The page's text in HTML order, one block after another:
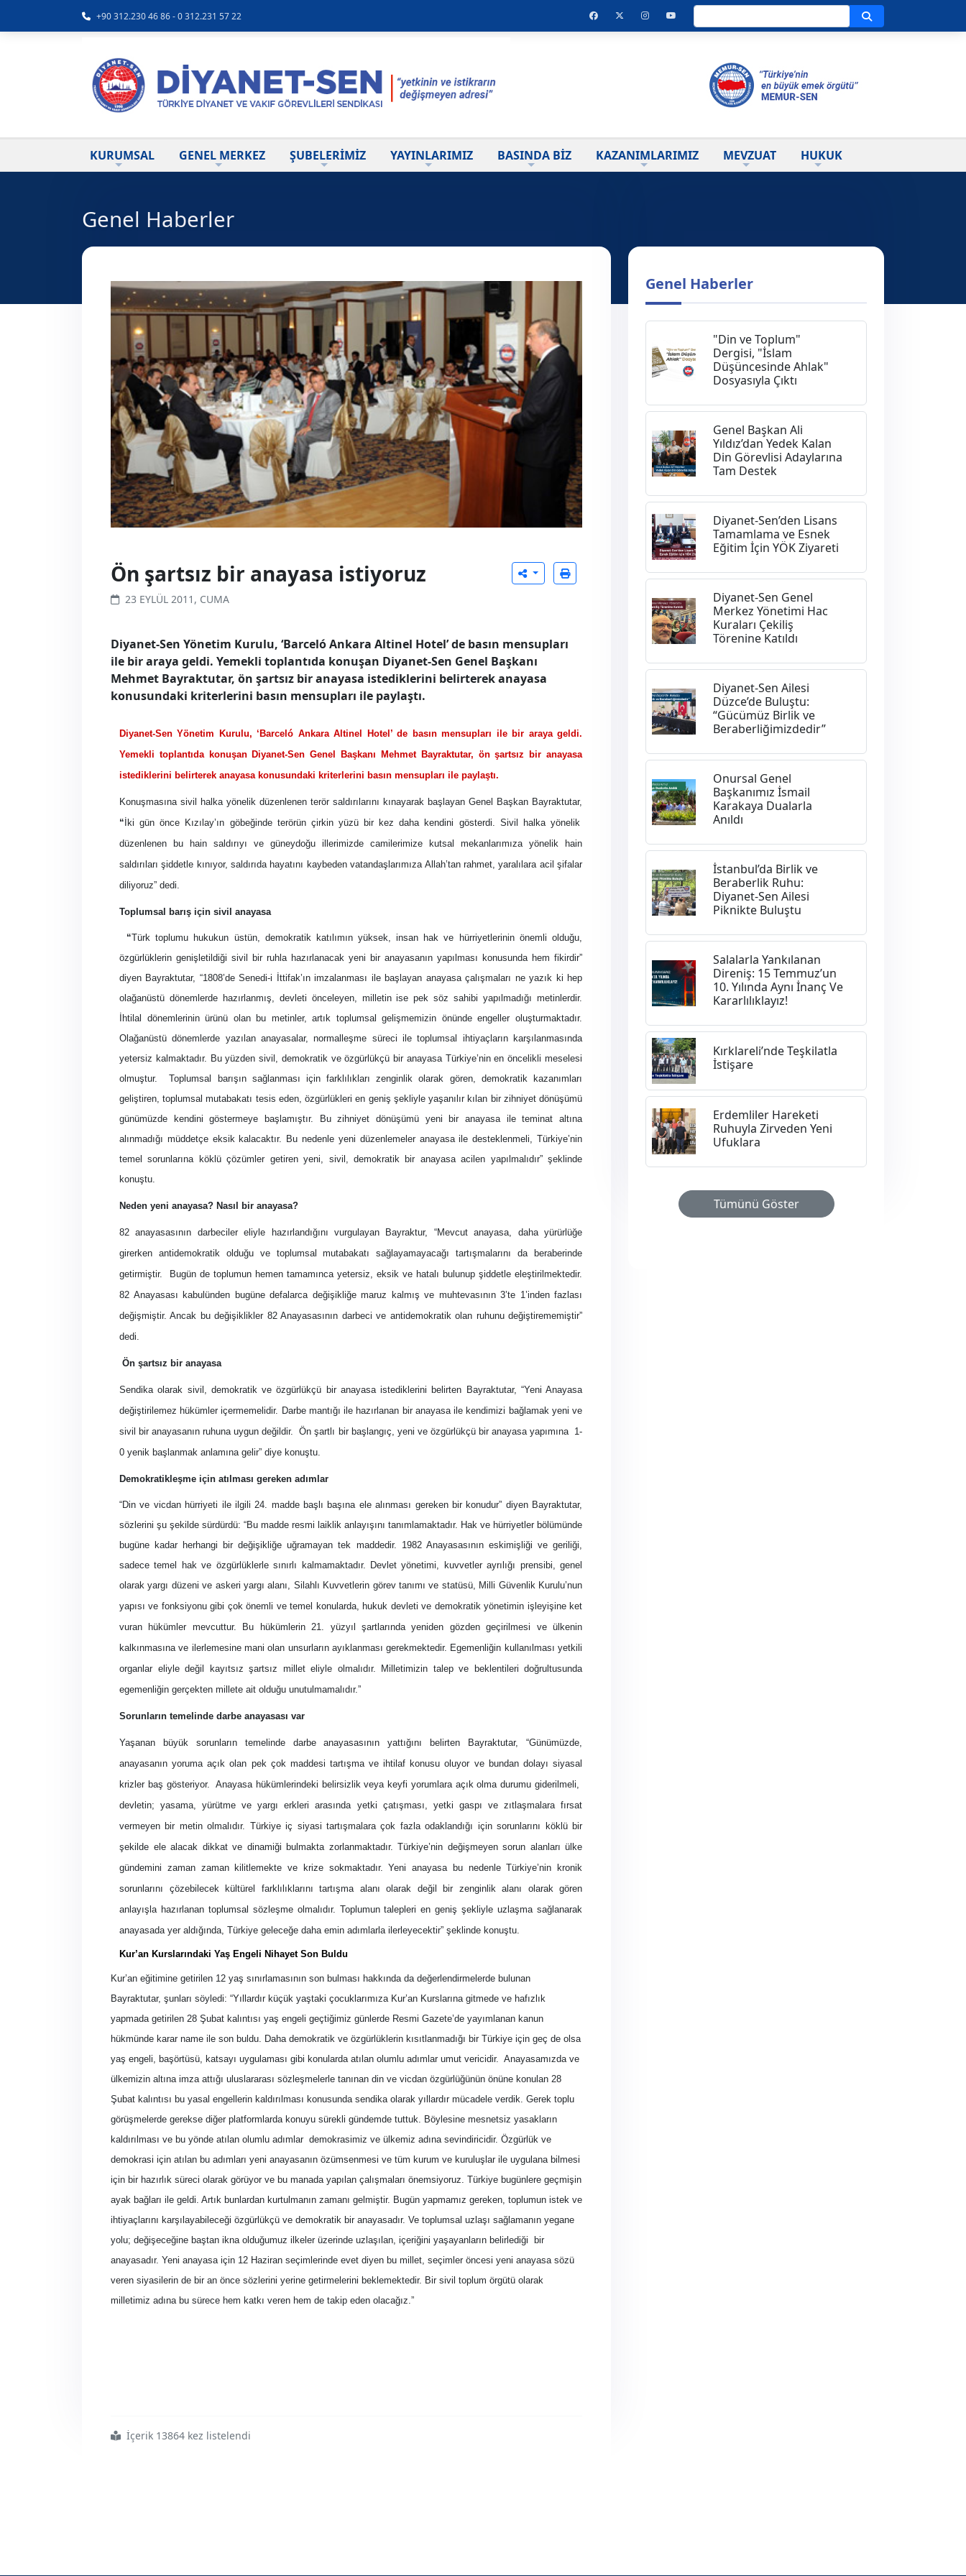
+90 312.230 46 86 - 0 312.231 57 22
KURUMSAL GENEL MERKEZ ŞUBELERİMİZ YAYINLARIMIZ BASINDA BİZ KAZANIMLARIMIZ MEVZUAT HUKUK
Genel Haberler
Ön şartsız bir anayasa istiyoruz
23 EYLÜL 2011, CUMA
Diyanet-Sen Yönetim Kurulu, ‘Barceló Ankara Altinel Hotel’ de basın mensupları
ile bir araya geldi. Yemekli toplantıda konuşan Diyanet-Sen Genel Başkanı
Mehmet Bayraktutar, ön şartsız bir anayasa istediklerini belirterek anayasa
konusundaki kriterlerini basın mensupları ile paylaştı.
Diyanet-Sen Yönetim Kurulu, ‘Barceló Ankara Altinel Hotel’ de basın mensupları ile bir araya geldi.
Yemekli toplantıda konuşan Diyanet-Sen Genel Başkanı Mehmet Bayraktutar, ön şartsız bir anayasa
istediklerini belirterek anayasa konusundaki kriterlerini basın mensupları ile paylaştı.
Konuşmasına sivil halka yönelik düzenlenen terör saldırılarını kınayarak başlayan Genel Başkan Bayraktutar,
“ İki gün önce Kızılay’ın göbeğinde terörün çirkin yüzü bir kez daha kendini gösterdi. Sivil halka yönelik
düzenlenen bu hain saldırıyı ve güneydoğu illerimizde camilerimize kutsal mekanlarımıza yönelik hain
saldırıları şiddetle kınıyor, saldırıda hayatını kaybeden vatandaşlarımıza Allah’tan rahmet, yaralılara acil şifalar
diliyoruz” dedi.
Toplumsal barış için sivil anayasa
“Türk toplumu hukukun üstün, demokratik katılımın yüksek, insan hak ve hürriyetlerinin önemli olduğu,
özgürlüklerin genişletildiği sivil bir ruhla hazırlanacak yeni bir anayasanın yapılması konusunda hem fikirdir”
diyen Bayraktutar, “1808’de Senedi-i İttifak’ın imzalanması ile başlayan anayasa çalışmaları ne yazık ki hep
olağanüstü dönemlerde hazırlanmış, devleti önceleyen, milletin ise pek söz sahibi yapılmadığı metinlerdir.
İhtilal dönemlerinin ürünü olan bu metinler, artık toplumsal gelişmemizin önünde engeller oluşturmaktadır.
Olağanüstü dönemlerde yazılan anayasalar, normalleşme süreci ile toplumsal ihtiyaçların karşılanmasında
yetersiz kalmaktadır. Bu yüzden sivil, demokratik ve özgürlükçü bir anayasa Türkiye’nin en öncelikli meselesi
olmuştur.
Toplumsal barışın sağlanması için farklılıkları zenginlik olarak gören, demokratik kazanımları
geliştiren, toplumsal mutabakatı tesis eden, özgürlükleri en geniş şekliyle yaşanılır kılan bir zihniyet dönüşümü
günümüzde kendini göstermeye başlamıştır. Bu zihniyet dönüşümü yeni bir anayasa ile teminat altına
alınmadığı müddetçe eksik kalacaktır. Bu nedenle yeni düzenlemeler anayasa ile desteklenmeli, Türkiye’nin
temel sorunlarına köklü çözümler getiren yeni, sivil, demokratik bir anayasa acilen yapılmalıdır” şeklinde
konuştu.
Neden yeni anayasa? Nasıl bir anayasa?
82 anayasasının darbeciler eliyle hazırlandığını vurgulayan Bayraktur, “Mevcut anayasa, daha yürürlüğe
girerken antidemokratik olduğu ve toplumsal mutabakatı sağlayamayacağı tartışmalarını da beraberinde
getirmiştir.
Bugün de toplumun hemen tamamınca yetersiz, eksik ve hatalı bulunup şiddetle eleştirilmektedir.
82 Anayasası kabulünden bugüne defalarca değişikliğe maruz kalmış ve muhtevasının 3’te 1’inden fazlası
değişmiştir. Ancak bu değişiklikler 82 Anayasasının darbeci ve antidemokratik olan ruhunu değiştirememiştir”
dedi.
Ön şartsız bir anayasa
Sendika olarak sivil, demokratik ve özgürlükçü bir anayasa istediklerini belirten Bayraktutar, “Yeni Anayasa
değiştirilemez hükümler içermemelidir. Darbe mantığı ile hazırlanan bir anayasa ile kendimizi bağlamak yeni ve
sivil bir anayasanın ruhuna uygun değildir.
Ön şartlı bir başlangıç, yeni ve özgürlükçü bir anayasa yapımına
1-
0 yenik başlanmak anlamına gelir” diye konuştu.
Demokratikleşme için atılması gereken adımlar
“Din ve vicdan hürriyeti ile ilgili 24. madde başlı başına ele alınması gereken bir konudur” diyen Bayraktutar,
sözlerini şu şekilde sürdürdü: “Bu madde resmi laiklik anlayışını tanımlamaktadır. Hak ve hürriyetler bölümünde
bugüne kadar herhangi bir değişikliğe uğramayan tek maddedir. 1982 Anayasasının eskimişliği ve geriliği,
sadece temel hak ve özgürlüklerle sınırlı kalmamaktadır. Devlet yönetimi, kuvvetler ayrılığı prensibi, genel
olarak yargı düzeni ve askeri yargı alanı, Silahlı Kuvvetlerin görev tanımı ve statüsü, Milli Güvenlik Kurulu’nun
yapısı ve fonksiyonu gibi çok önemli ve temel konularda, hukuk devleti ve demokratik yönetimin işleyişine ket
vuran hükümler mevcuttur. Bu hükümlerin 21. yüzyıl şartlarında yeniden gözden geçirilmesi ve ülkenin
kalkınmasına ve ilerlemesine mani olan unsurların ayıklanması gerekmektedir. Egemenliğin kullanılması yetkili
organlar eliyle değil kayıtsız şartsız millet eliyle olmalıdır. Milletimizin talep ve beklentileri doğrultusunda
egemenliğin gerçekten millete ait olduğu unutulmamalıdır.”
Sorunların temelinde darbe anayasası var
Yaşanan büyük sorunların temelinde darbe anayasasının yattığını belirten Bayraktutar, “Günümüzde,
anayasanın yoruma açık olan pek çok maddesi tartışma ve ihtilaf konusu oluyor ve bundan dolayı siyasal
krizler baş gösteriyor.
Anayasa hükümlerindeki belirsizlik veya keyfi yorumlara açık olma durumu giderilmeli,
devletin; yasama, yürütme ve yargı erkleri arasında yetki çatışması, yetki gaspı ve zıtlaşmalara fırsat
vermeyen bir metin olmalıdır. Türkiye iç siyasi tartışmalara çok fazla odaklandığı için sorunlarını köklü bir
şekilde ele alacak dikkat ve dinamiği bulmakta zorlanmaktadır. Türkiye’nin değişmeyen sorun alanları ülke
gündemini zaman zaman kilitlemekte ve krize sokmaktadır. Yeni anayasa bu nedenle Türkiye’nin kronik
sorunlarını çözebilecek kültürel farklılıklarını tartışma alanı olarak değil bir zenginlik alanı olarak gören
anlayışla hazırlanan toplumsal sözleşme olmalıdır. Toplumun talepleri en geniş şekliyle uzlaşma sağlanarak
anayasada yer aldığında, Türkiye geleceğe daha emin adımlarla ilerleyecektir” şeklinde konuştu.
Kur’an Kurslarındaki Yaş Engeli Nihayet Son Buldu
Kur’an eğitimine getirilen 12 yaş sınırlamasının son bulması hakkında da değerlendirmelerde bulunan
Bayraktutar, şunları söyledi: “Yıllardır küçük yaştaki çocuklarımıza Kur’an Kurslarına gitmede ve hafızlık
yapmada getirilen 28 Şubat kalıntısı yaş engeli geçtiğimiz günlerde Resmi Gazete’de yayımlanan kanun
hükmünde karar name ile son buldu. Daha demokratik ve özgürlüklerin kısıtlanmadığı bir Türkiye için geç de olsa
yaş engeli, başörtüsü, katsayı uygulaması gibi konularda atılan olumlu adımlar umut vericidir. Anayasamızda ve
ülkemizin altına imza attığı uluslararası sözleşmelerle tanınan din ve vicdan özgürlüğünün önüne konulan 28
Şubat kalıntısı bu yasal engellerin kaldırılması konusunda sendika olarak yıllardır mücadele verdik. Gerek toplu
görüşmelerde gerekse diğer platformlarda konuyu sürekli gündemde tuttuk. Böylesine mesnetsiz yasakların
kaldırılması ve bu yönde atılan olumlu adımlar demokrasimiz ve ülkemiz adına sevindiricidir. Özgürlük ve
demokrasi için atılan bu adımları yeni anayasanın özümsenmesi ve tüm kurum ve kuruluşlar ile uygulana bilmesi
için bir hazırlık süreci olarak görüyor ve bu manada yapılan çalışmaları önemsiyoruz. Türkiye bugünlere geçmişin
ayak bağları ile geldi. Artık bunlardan kurtulmanın zamanı gelmiştir. Bugün yapmamız gereken, toplumun istek ve
ihtiyaçlarını karşılayabileceği özgürlükçü ve demokratik bir anayasadır. Ve toplumsal uzlaşı sağlamanın yegane
yolu; değişeceğine baştan ikna olduğumuz ilkeler üzerinde uzlaşılan, içeriğini yaşayanların belirlediği
bir
anayasadır. Yeni anayasa için 12 Haziran seçimlerinde evet diyen bu millet, seçimler öncesi yeni anayasa sözü
veren siyasilerin de bir an önce sözlerini yerine getirmelerini beklemektedir. Bir sivil toplum örgütü olarak
milletimiz adına bu sürece hem katkı veren hem de takip eden olacağız.”
#ön
#şartsız
#bir
#anayasa
#istiyoruz
İçerik 13864 kez listelendi
Genel Haberler
"Din ve Toplum"
Dergisi, "İslam
Düşüncesinde Ahlak"
Dosyasıyla Çıktı
Genel Başkan Ali
Yıldız’dan Yedek Kalan
Din Görevlisi Adaylarına
Tam Destek
Diyanet-Sen’den Lisans
Tamamlama ve Esnek
Eğitim İçin YÖK Ziyareti
Diyanet-Sen Genel
Merkez Yönetimi Hac
Kuraları Çekiliş
Törenine Katıldı
Diyanet-Sen Ailesi
Düzce’de Buluştu:
“Gücümüz Birlik ve
Beraberliğimizdedir”
Onursal Genel
Başkanımız İsmail
Karakaya Dualarla
Anıldı
İstanbul’da Birlik ve
Beraberlik Ruhu:
Diyanet-Sen Ailesi
Piknikte Buluştu
Salalarla Yankılanan
Direniş: 15 Temmuz’un
10. Yılında Aynı İnanç Ve
Kararlılıklayız!
Kırklareli’nde Teşkilatla
İstişare
Erdemliler Hareketi
Ruhuyla Zirveden Yeni
Ufuklara
Tümünü Göster